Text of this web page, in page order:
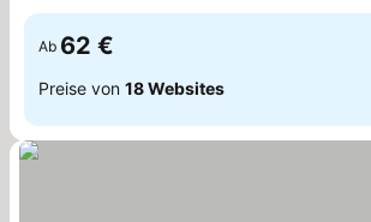
Ab 62 €
Preise von 18 Websites